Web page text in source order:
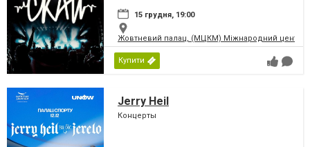
15 грудня, 19:00
Жовтневий палац, (МЦКМ) Міжнародний центр
Купити
Jerry Heil
Концерты